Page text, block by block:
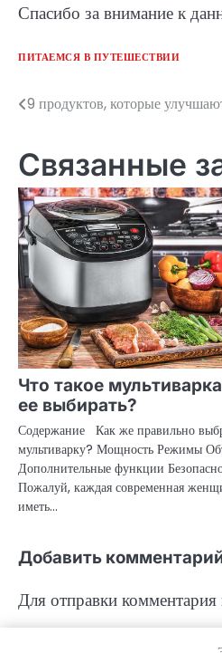
Спасибо за внимание к
ПИТАЕМСЯ В ПУТЕШЕСТВИИ
Навигация
записям
9 продуктов, которые
Связанные
Что такое
ее выбирать?
Содержание Как же правильно
мультиварку? Мощность Режимы
Дополнительные функции
Пожалуй, каждая современная
иметь…
Добавить
Для отправки